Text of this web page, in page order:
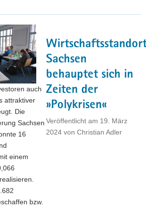
Aktivitäten
Sachsen
behauptet sich in
Zeiten der
»Polykrisen«
Veröffentlicht am 19. März
2024 von Christian Adler
auch
attraktiver
Die
Sachsen
16
einem
bzw.